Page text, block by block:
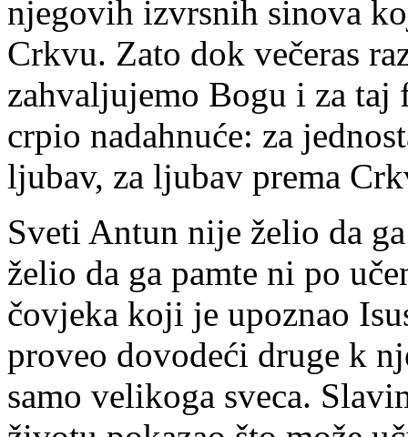
njegovih izvrsnih sinova
Crkvu. Zato dok večeras
zahvaljujemo Bogu i za
crpio nadahnuće: za
ljubav, za ljubav prema
Sveti Antun nije želio da
želio da ga pamte ni po
čovjeka koji je upoznao
proveo dovodeći druge k
samo velikoga sveca.